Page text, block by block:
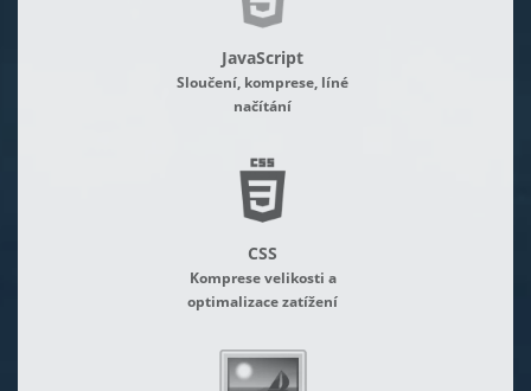
JavaScript
Sloučení, komprese, líné
načítání
CSS
Komprese velikosti a
optimalizace zatížení